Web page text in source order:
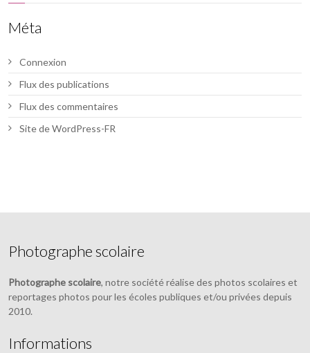
Méta
Connexion
Flux des publications
Flux des commentaires
Site de WordPress-FR
Photographe scolaire
Photographe scolaire, notre société réalise des photos scolaires et
reportages photos pour les écoles publiques et/ou privées depuis
2010.
Informations